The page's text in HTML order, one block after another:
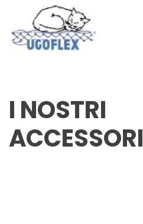
Skip to main content
I NOSTRI
ACCESSORI